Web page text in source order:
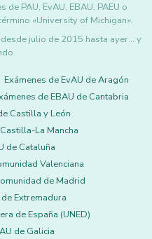
PAU, EvAU, EBAU, PAEU o
«University of Michigan».
julio de 2015 hasta ayer... y
Exámenes de EvAU de Aragón
de EBAU de Cantabria
Castilla y León
La Mancha
de Cataluña
Valenciana
de Madrid
Extremadura
de España (UNED)
de Galicia